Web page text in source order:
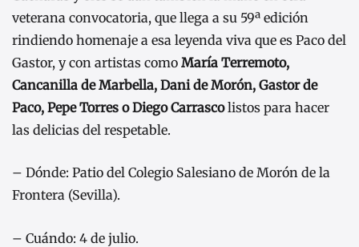
veterana convocatoria, que llega a su 59ª edición
rindiendo homenaje a esa leyenda viva que es Paco del
Gastor, y con artistas como María Terremoto,
Cancanilla de Marbella, Dani de Morón, Gastor de
Paco, Pepe Torres o Diego Carrascolistos para hacer
las delicias del respetable.
– Dónde: Patio del Colegio Salesiano de Morón de la
Frontera (Sevilla).
– Cuándo: 4 de julio.